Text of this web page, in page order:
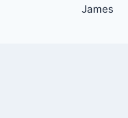
James